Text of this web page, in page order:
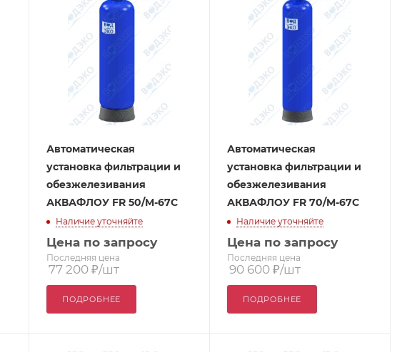
Автоматическая
установка фильтрации и
обезжелезивания
АКВАФЛОУ FR 50/M-67C
Наличие уточняйте
Цена по запросу
Последняя цена
77 200 ₽/шт
ПОДРОБНЕЕ
Автоматическая
установка фильтрации и
обезжелезивания
АКВАФЛОУ FR 70/M-67C
Наличие уточняйте
Цена по запросу
Последняя цена
90 600 ₽/шт
ПОДРОБНЕЕ